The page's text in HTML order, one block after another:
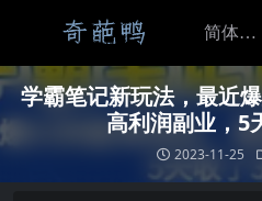
学霸笔记新玩法，最近
高利润副业，5
2023-11-25